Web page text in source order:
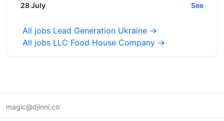
2016 with the first Data Science UA Conference in
28 July See
All jobs Lead Generation Ukraine →
All jobs LLC Food House Company →
magic@djinni.co